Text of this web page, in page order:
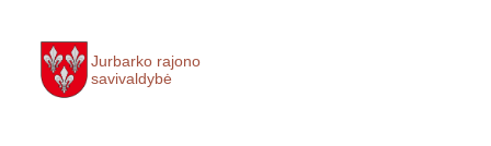
Jurbarko rajono
savivaldybė